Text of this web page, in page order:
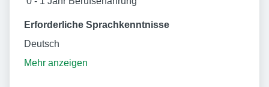
Erforderliche Sprachkenntnisse
Deutsch
Mehr anzeigen